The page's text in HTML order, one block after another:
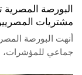
البورصة
مشتريات
أنهت البورصة
جماعي للمؤشرات،